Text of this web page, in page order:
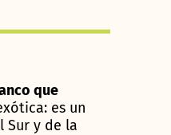
que
es un
Sur y de la